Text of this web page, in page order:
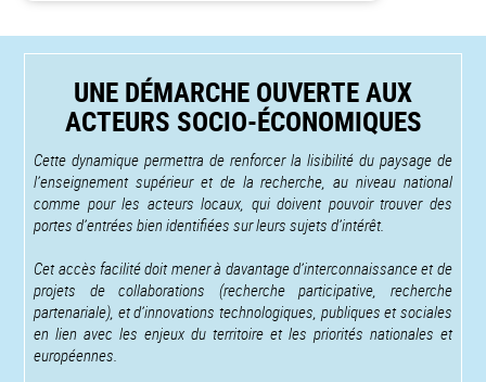
UNE DÉMARCHE OUVERTE AUX
ACTEURS SOCIO-ÉCONOMIQUES
Cette dynamique permettra de renforcer la lisibilité du paysage de
l’enseignement supérieur et de la recherche, au niveau national
comme pour les acteurs locaux, qui doivent pouvoir trouver des
portes d’entrées bien identifiées sur leurs sujets d’intérêt.
Cet accès facilité doit mener à davantage d’interconnaissance et de
projets de collaborations (recherche participative, recherche
partenariale), et d’innovations technologiques, publiques et sociales
en lien avec les enjeux du territoire et les priorités nationales et
européennes.